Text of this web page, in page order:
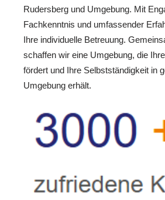
Rudersberg und Umgebung. Mit
Fachkenntnis und umfassender
Ihre individuelle Betreuung.
schaffen wir eine Umgebung, die
fördert und Ihre Selbstständigkeit in
Umgebung erhält.